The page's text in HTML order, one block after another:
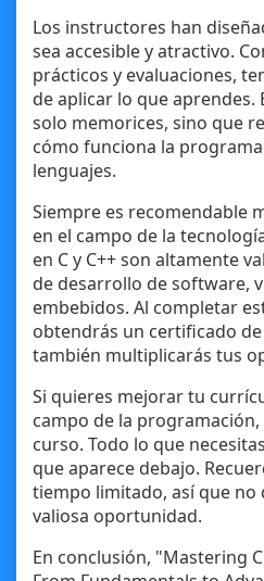
Los instructores han
sea accesible y atractivo.
prácticos y evaluaciones,
de aplicar lo que aprendes.
solo memorices, sino que
cómo funciona la
lenguajes.
Siempre es recomendable
en el campo de la
en C y C++ son altamente
de desarrollo de software,
embebidos. Al completar
obtendrás un certificado
también multiplicarás tus
Si quieres mejorar tu
campo de la
curso. Todo lo que
que aparece debajo.
tiempo limitado, así que no
valiosa oportunidad.
En conclusión, "Mastering